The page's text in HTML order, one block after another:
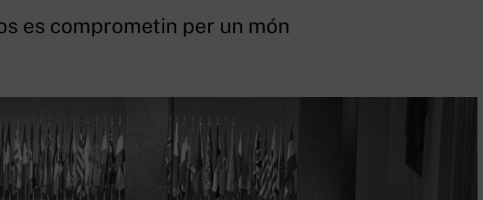
es comprometin per un món